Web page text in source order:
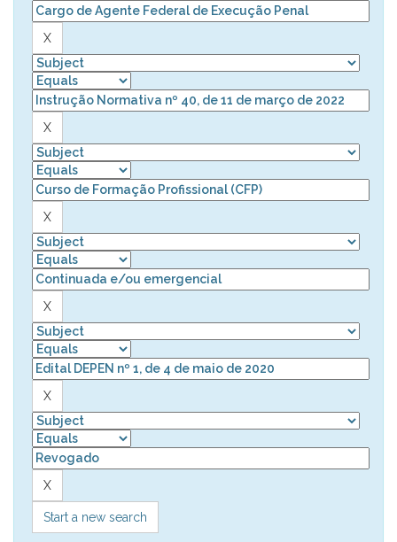
Start a new search